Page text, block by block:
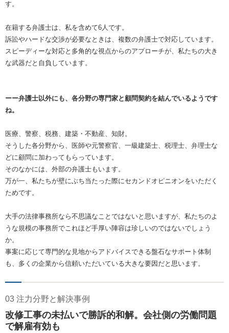
す。
在籍する弁護士は、私を含めて6人です。
訴訟やハードな交渉が必要なときは、複数の弁護士で対応しています。
スピーディーな対応と多角的な視点からのアプローチが、私たちの大き
な武器だと自負しています。
ーー弁護士以外にも、各分野の専門家と顧問契約を結んでいるようです
ね。
医療、警察、税務、建築・不動産、知財。
そうした各分野から、医師や元警察官、一級建築士、税理士、弁理士な
どに顧問に加わってもらっています。
そのなかには、外部の弁護士もいます。
万が一、私たちが壁にぶち当たった際にセカンドオピニオンをいただく
ためです。
大手の法律事務所なら不思議なことではないと思いますが、私たちのよ
うな規模の事務所でこれほど手厚い陣容は珍しいのではないでしょう
か。
事案に応じて専門的な見地からアドバイスできる盤石なサポート体制
も、多くの企業から信頼いただいている大きな要因だと思います。
03 注力分野と解決事例
改修工事の未払いで勝訴的和解。会社側の労働問題
で解雇有効も